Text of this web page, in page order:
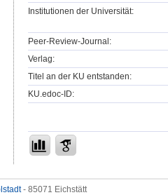
Institutionen der Universität:
Peer-Review-Journal:
Verlag:
Titel an der KU entstanden:
KU.edoc-ID:
- 85071 Eichstätt